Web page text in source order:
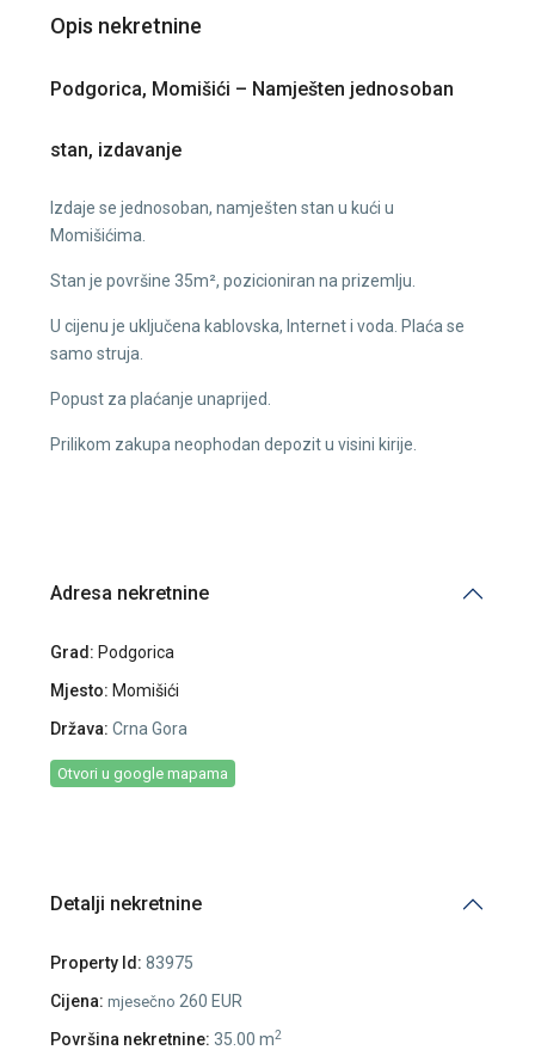
Opis nekretnine
Podgorica, Momišići – Namješten jednosoban
stan, izdavanje
Izdaje se jednosoban, namješten stan u kući u
Momišićima.
Stan je površine 35m², pozicioniran na prizemlju.
U cijenu je uključena kablovska, Internet i voda. Plaća se
samo struja.
Popust za plaćanje unaprijed.
Prilikom zakupa neophodan depozit u visini kirije.
Adresa nekretnine
Grad: Podgorica
Mjesto: Momišići
Država: Crna Gora
Otvori u google mapama
Detalji nekretnine
Property Id: 83975
Cijena: mjesečno 260 EUR
Površina nekretnine: 35.00 m2